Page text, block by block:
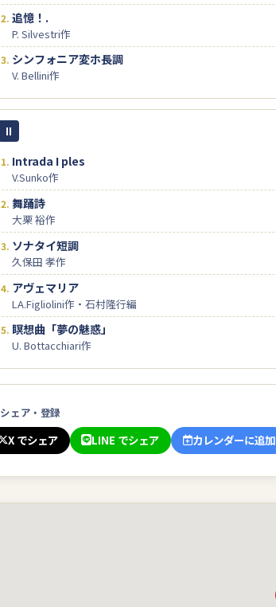
追憶！.
P. Silvestri作
シンフォニア変ホ長調
V. Bellini作
II
Intrada I ples
V.Sunko作
舞踊詩
大栗 裕作
ソナタイ短調
久保田 孝作
アヴェマリア
LA.Figliolini作・石村隆行編
瞑想曲「夢の魅惑」
U. Bottacchiari作
シェア・登録
X でシェア LINE でシェア カレンダーに追加